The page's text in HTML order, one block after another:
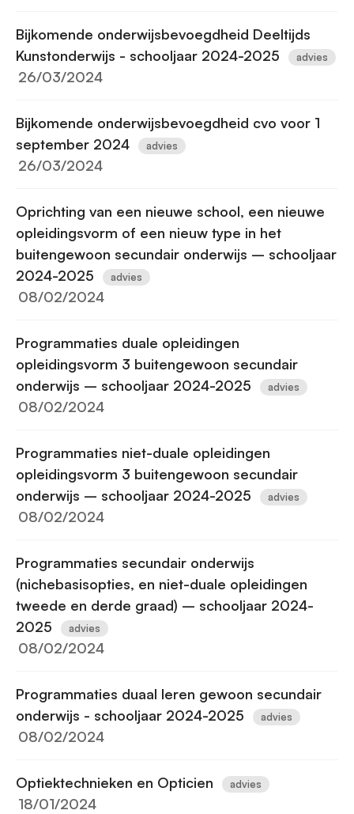
Bijkomende onderwijsbevoegdheid Deeltijds
Kunstonderwijs - schooljaar 2024-2025
advies
26/03/2024
Bijkomende onderwijsbevoegdheid cvo voor 1
september 2024
advies
26/03/2024
Oprichting van een nieuwe school, een nieuwe
opleidingsvorm of een nieuw type in het
buitengewoon secundair onderwijs – schooljaar
2024-2025
advies
08/02/2024
Programmaties duale opleidingen
opleidingsvorm 3 buitengewoon secundair
onderwijs – schooljaar 2024-2025
advies
08/02/2024
Programmaties niet-duale opleidingen
opleidingsvorm 3 buitengewoon secundair
onderwijs – schooljaar 2024-2025
advies
08/02/2024
Programmaties secundair onderwijs
(nichebasisopties, en niet-duale opleidingen
tweede en derde graad) – schooljaar 2024-
2025
advies
08/02/2024
Programmaties duaal leren gewoon secundair
onderwijs - schooljaar 2024-2025
advies
08/02/2024
Optiektechnieken en Opticien advies
18/01/2024